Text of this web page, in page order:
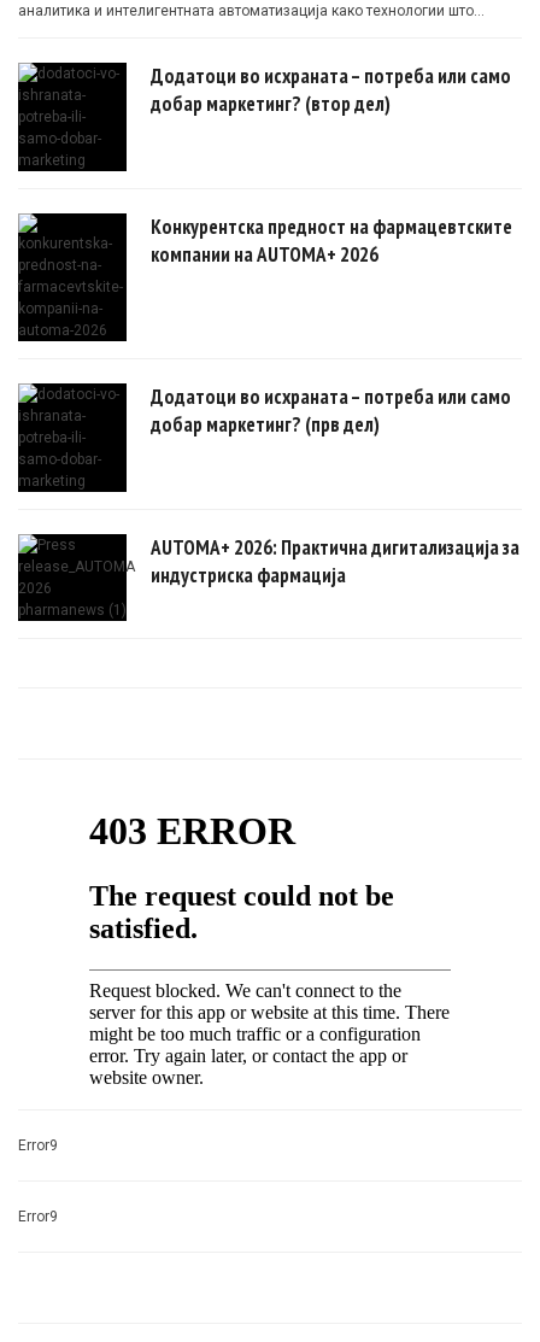
аналитика и интелигентната автоматизација како технологии што
Додатоци во исхраната – потреба или само
добар маркетинг? (втор дел)
Конкурентска предност на фармацевтските
компании на AUTOMA+ 2026
Додатоци во исхраната – потреба или само
добар маркетинг? (прв дел)
AUTOMA+ 2026: Практична дигитализација за
индустриска фармација
Error9
Error9